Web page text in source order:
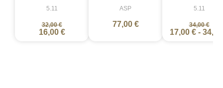
5.11
32,00 €
16,00 €
ASP
77,00 €
5.11
34,00 €
17,00 €-